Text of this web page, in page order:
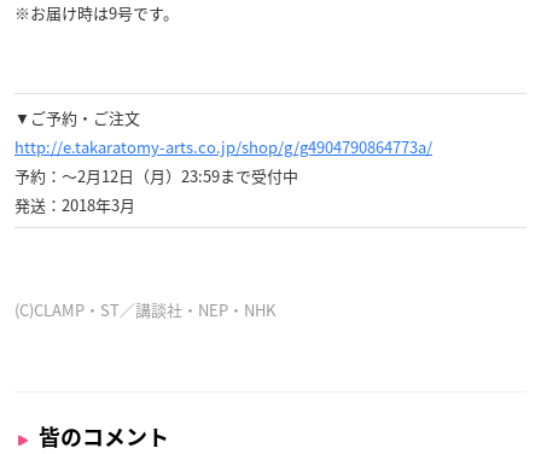
※お届け時は9号です。
▼ご予約・ご注文
http://e.takaratomy-arts.co.jp/shop/g/g4904790864773a/
予約：～2月12日（月）23:59まで受付中
発送：2018年3月
(C)CLAMP・ST／講談社・NEP・NHK
皆のコメント